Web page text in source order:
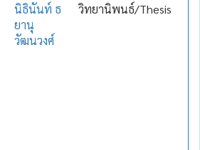
นิธินันท์ ธ
ยานุ
วัฒนวงศ์
วิทยานิพนธ์/Thesis